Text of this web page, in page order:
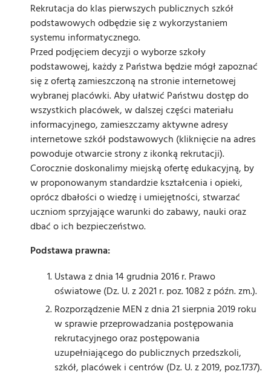
Rekrutacja do klas pierwszych publicznych szkół
podstawowych odbędzie się z wykorzystaniem
systemu informatycznego.
Przed podjęciem decyzji o wyborze szkoły
podstawowej, każdy z Państwa będzie mógł zapoznać
się z ofertą zamieszczoną na stronie internetowej
wybranej placówki. Aby ułatwić Państwu dostęp do
wszystkich placówek, w dalszej części materiału
informacyjnego, zamieszczamy aktywne adresy
internetowe szkół podstawowych (kliknięcie na adres
powoduje otwarcie strony z ikonką rekrutacji).
Corocznie doskonalimy miejską ofertę edukacyjną, by
w proponowanym standardzie kształcenia i opieki,
oprócz dbałości o wiedzę i umiejętności, stwarzać
uczniom sprzyjające warunki do zabawy, nauki oraz
dbać o ich bezpieczeństwo.
Podstawa prawna:
Ustawa z dnia 14 grudnia 2016 r. Prawo
oświatowe (Dz. U. z 2021 r. poz. 1082 z późn. zm.).
Rozporządzenie MEN z dnia 21 sierpnia 2019 roku
w sprawie przeprowadzania postępowania
rekrutacyjnego oraz postępowania
uzupełniającego do publicznych przedszkoli,
szkół, placówek i centrów (Dz. U. z 2019, poz.1737).